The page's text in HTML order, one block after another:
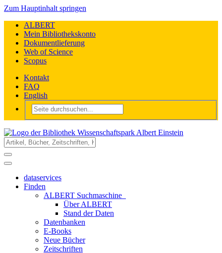
Zum Hauptinhalt springen
ALBERT
Mein Bibliothekskonto
Dokumentlieferung
Web of Science
Scopus
Kontakt
FAQ
English
dataservices
Finden
ALBERT Suchmaschine
Über ALBERT
Stand der Daten
Datenbanken
E-Books
Neue Bücher
Zeitschriften